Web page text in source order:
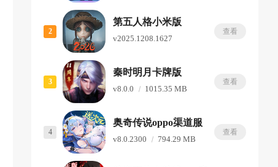
2 查看
第五人格小米版
v2025.1208.1627
3 查看
秦时明月卡牌版
v8.0.0 1015.35 MB
4 查看
奥奇传说oppo渠道服
v8.0.2300 794.29 MB